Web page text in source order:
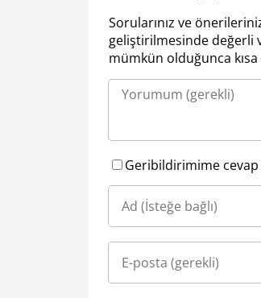
Sorularınız ve
geliştirilmesinde değerli
mümkün olduğunca kısa
Geribildirimime